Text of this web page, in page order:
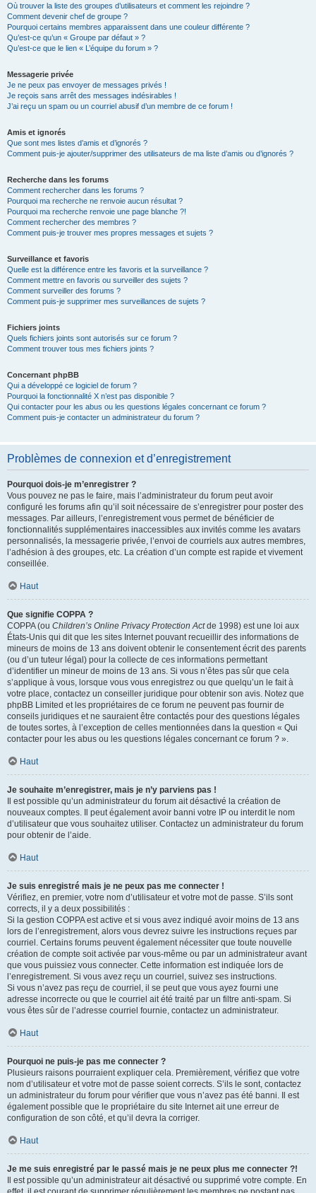
Où trouver la liste des groupes d’utilisateurs et comment les rejoindre ?
Comment devenir chef de groupe ?
Pourquoi certains membres apparaissent dans une couleur différente ?
Qu’est-ce qu’un « Groupe par défaut » ?
Qu’est-ce que le lien « L’équipe du forum » ?
Messagerie privée
Je ne peux pas envoyer de messages privés !
Je reçois sans arrêt des messages indésirables !
J’ai reçu un spam ou un courriel abusif d’un membre de ce forum !
Amis et ignorés
Que sont mes listes d’amis et d’ignorés ?
Comment puis-je ajouter/supprimer des utilisateurs de ma liste d’amis ou d’ignorés ?
Recherche dans les forums
Comment rechercher dans les forums ?
Pourquoi ma recherche ne renvoie aucun résultat ?
Pourquoi ma recherche renvoie une page blanche ?!
Comment rechercher des membres ?
Comment puis-je trouver mes propres messages et sujets ?
Surveillance et favoris
Quelle est la différence entre les favoris et la surveillance ?
Comment mettre en favoris ou surveiller des sujets ?
Comment surveiller des forums ?
Comment puis-je supprimer mes surveillances de sujets ?
Fichiers joints
Quels fichiers joints sont autorisés sur ce forum ?
Comment trouver tous mes fichiers joints ?
Concernant phpBB
Qui a développé ce logiciel de forum ?
Pourquoi la fonctionnalité X n’est pas disponible ?
Qui contacter pour les abus ou les questions légales concernant ce forum ?
Comment puis-je contacter un administrateur du forum ?
Problèmes de connexion et d’enregistrement
Pourquoi dois-je m’enregistrer ?
Vous pouvez ne pas le faire, mais l’administrateur du forum peut avoir
configuré les forums afin qu’il soit nécessaire de s’enregistrer pour poster des
messages. Par ailleurs, l’enregistrement vous permet de bénéficier de
fonctionnalités supplémentaires inaccessibles aux invités comme les avatars
personnalisés, la messagerie privée, l’envoi de courriels aux autres membres,
l’adhésion à des groupes, etc. La création d’un compte est rapide et vivement
conseillée.
Haut
Que signifie COPPA ?
COPPA (ou Children’s Online Privacy Protection Actde 1998) est une loi aux
États-Unis qui dit que les sites Internet pouvant recueillir des informations de
mineurs de moins de 13 ans doivent obtenir le consentement écrit des parents
(ou d’un tuteur légal) pour la collecte de ces informations permettant
d’identifier un mineur de moins de 13 ans. Si vous n’êtes pas sûr que cela
s’applique à vous, lorsque vous vous enregistrez ou que quelqu’un le fait à
votre place, contactez un conseiller juridique pour obtenir son avis. Notez que
phpBB Limited et les propriétaires de ce forum ne peuvent pas fournir de
conseils juridiques et ne sauraient être contactés pour des questions légales
de toutes sortes, à l’exception de celles mentionnées dans la question « Qui
contacter pour les abus ou les questions légales concernant ce forum ? ».
Haut
Je souhaite m’enregistrer, mais je n’y parviens pas !
Il est possible qu’un administrateur du forum ait désactivé la création de
nouveaux comptes. Il peut également avoir banni votre IP ou interdit le nom
d’utilisateur que vous souhaitez utiliser. Contactez un administrateur du forum
pour obtenir de l’aide.
Haut
Je suis enregistré mais je ne peux pas me connecter !
Vérifiez, en premier, votre nom d’utilisateur et votre mot de passe. S’ils sont
corrects, il y a deux possibilités :
Si la gestion COPPA est active et si vous avez indiqué avoir moins de 13 ans
lors de l’enregistrement, alors vous devrez suivre les instructions reçues par
courriel. Certains forums peuvent également nécessiter que toute nouvelle
création de compte soit activée par vous-même ou par un administrateur avant
que vous puissiez vous connecter. Cette information est indiquée lors de
l’enregistrement. Si vous avez reçu un courriel, suivez ses instructions.
Si vous n’avez pas reçu de courriel, il se peut que vous ayez fourni une
adresse incorrecte ou que le courriel ait été traité par un filtre anti-spam. Si
vous êtes sûr de l’adresse courriel fournie, contactez un administrateur.
Haut
Pourquoi ne puis-je pas me connecter ?
Plusieurs raisons pourraient expliquer cela. Premièrement, vérifiez que votre
nom d’utilisateur et votre mot de passe soient corrects. S’ils le sont, contactez
un administrateur du forum pour vérifier que vous n’avez pas été banni. Il est
également possible que le propriétaire du site Internet ait une erreur de
configuration de son côté, et qu’il devra la corriger.
Haut
Je me suis enregistré par le passé mais je ne peux plus me connecter ?!
Il est possible qu’un administrateur ait désactivé ou supprimé votre compte. En